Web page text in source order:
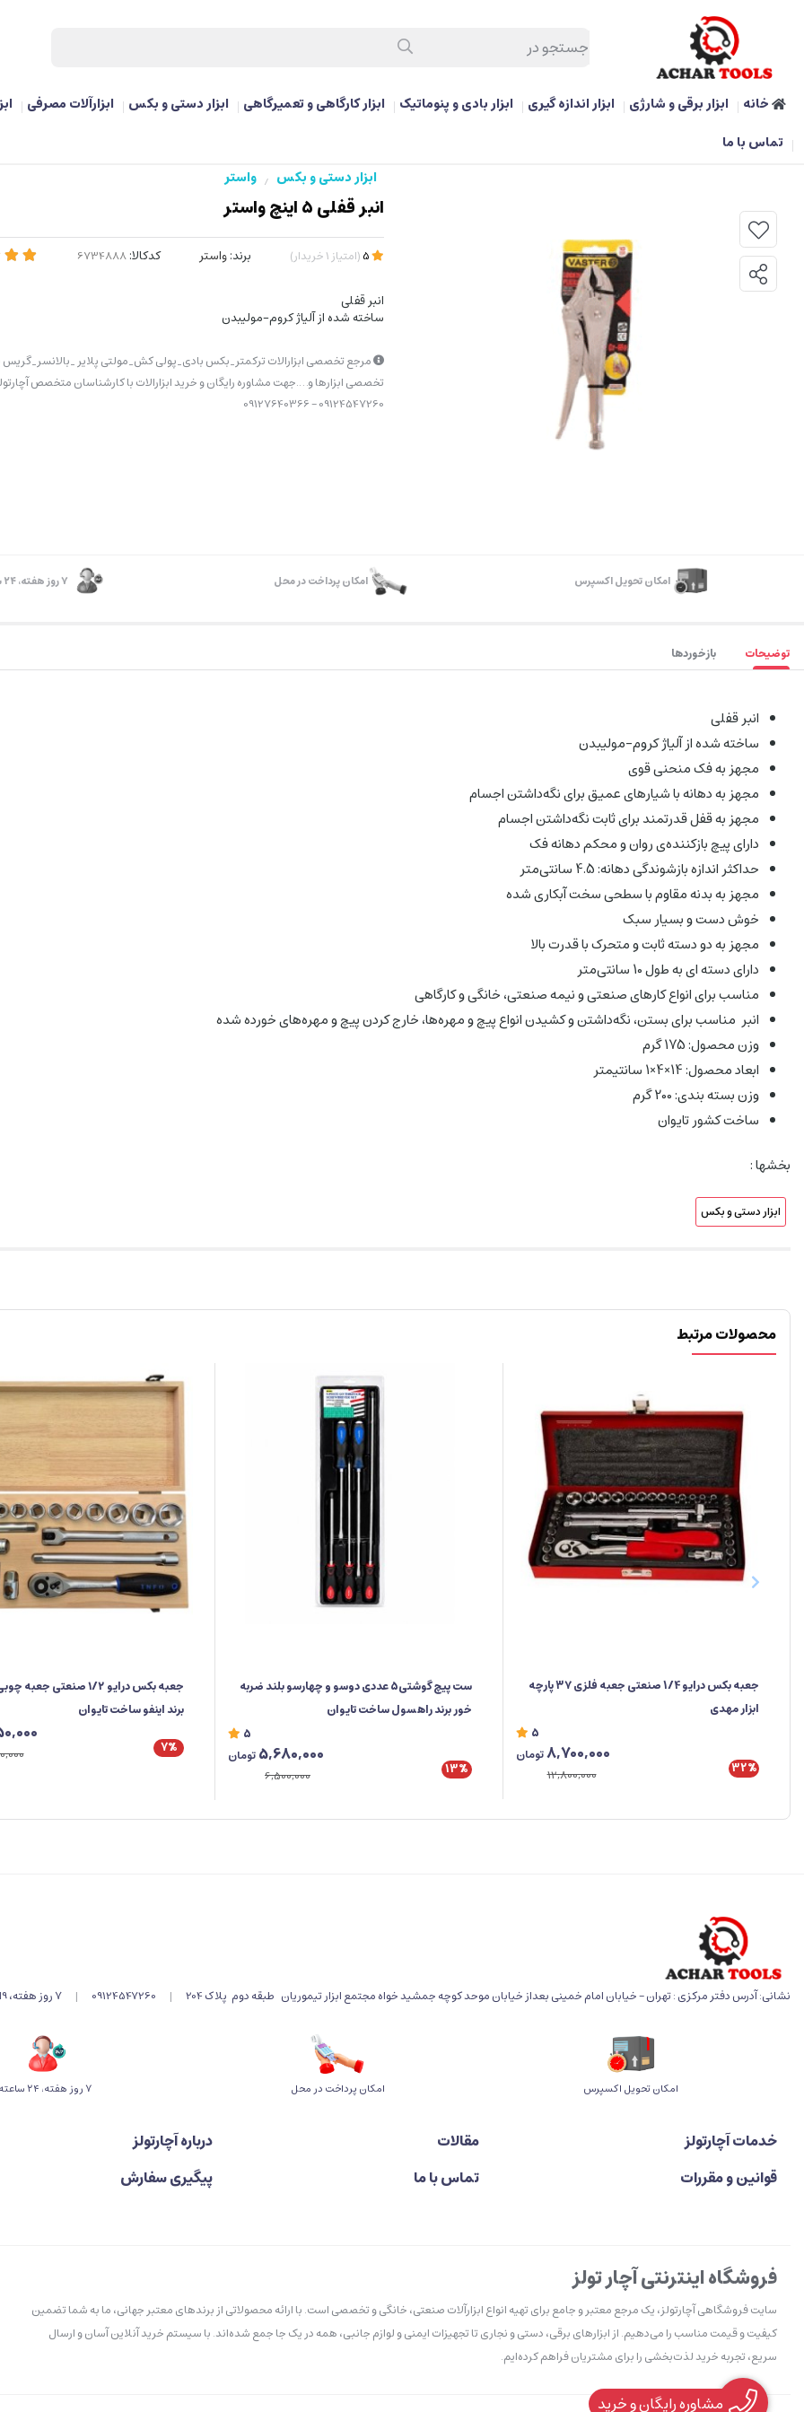
خانه ابزار برقی و شارژی ابزار اندازه گیری ابزار بادی و پنوماتیک ابزار کارگاهی و تعمیرگاهی ابزار دستی و بکس ابزارآلات مصرفی
تماس با ما
ابزار دستی و بکس / واستر
انبر قفلی 5 اینچ واستر
(امتیاز 1خریدار) برند:واستر کدکالا:
انبر قفلی
ساخته شده از آلیاژ کروم-مولیبدن
مرجع تخصصی ابزارالات ترکمتر_بکس بادی_پولی کش_مولتی پلایر
تخصصی ابزارها و….جهت مشاوره رایگان و خرید ابزارالات با کارشناسان متخصص
09124547260 – 09127640366
اﻣﮑﺎن ﺗﺤﻮﯾﻞ اﮐﺴﭙﺮس امکان پرداخت در محل ۷ روز ﻫﻔﺘﻪ، ۲۴ ﺳﺎﻋﺘﻪ
توضیحات بازخوردها
انبر قفلی
ساخته شده از آلیاژ کروم-مولیبدن
مجهز به فک منحنی قوی
مجهز به دهانه‌ با شیارهای عمیق برای نگه‌داشتن اجسام
مجهز به قفل قدرتمند برای ثابت نگه‌داشتن اجسام
دارای پیچ بازکننده‌ی روان و محکم دهانه فک
حداکثر اندازه بازشوندگی دهانه: 4.5 سانتی‌متر
مجهز به بدنه مقاوم با سطحی سخت آبکاری شده
خوش دست و بسیار سبک
مجهز به دو دسته ثابت و متحرک با قدرت بالا
دارای دسته ای به طول 10 سانتی‌متر
مناسب برای انواع کارهای صنعتی و نیمه صنعتی، خانگی و کارگاهی
انبر مناسب برای بستن، نگه‌داشتن و کشیدن انواع پیچ‌ و مهره‌ها، خارج کردن پیچ و مهره‌های خورده شده
وزن محصول: 175 گرم
ابعاد محصول: 14×4×1 سانتیمتر
وزن بسته بندی: 200 گرم
ساخت کشور تایوان
بخشها :
ابزار دستی و بکس
محصولات مرتبط
جعبه‌ بکس درایو 1/4 صنعتی جعبه فلزی ۳۷ پارچه
ابزار مهدی
5
32%
8,700,000تومان
12,800,000
ست پیچ گوشتی5 عددی دوسو و چهارسو بلند ضربه
خور برند راهسول ساخت تایوان
5
13%
5,680,000تومان
6,500,000
برند اینفو ساخت تایوان
7%
نشانی: آدرس دفتر مرکزی : تهران - خیابان امام خمینی بعداز خیابان موحد کوچه جمشید خواه مجتمع ابزار تیموریان طبقه دوم پلاک 204 |
09124547260
| ۷ روز هفته، 9الی 19 پاسخگوی شما هستیم .
اﻣﮑﺎن ﺗﺤﻮﯾﻞ اﮐﺴﭙﺮس امکان پرداخت در محل ۷ روز ﻫﻔﺘﻪ، ۲۴ ﺳﺎﻋﺘﻪ
خدمات آچارتولز مقالات
درباره آچارتولز
قوانین و مقررات
تماس با ما پیگیری سفارش
فروشگاه اینترنتی آچار تولز
سایت فروشگاهی آچارتولز، یک مرجع معتبر و جامع برای تهیه انواع ابزارآلات صنعتی، خانگی و تخصصی است. با ارائه محصولاتی از برندهای معتبر جهانی، ما به شما تضمین
کیفیت و قیمت مناسب را می‌دهیم. از ابزارهای برقی، دستی و نجاری تا تجهیزات ایمنی و لوازم جانبی، همه در یک جا جمع شده‌اند. با سیستم خرید آنلاین آسان و ارسال
سریع، تجربه خرید لذت‌بخشی را برای مشتریان فراهم کرده‌ایم.
مشاوره رایگان و خرید